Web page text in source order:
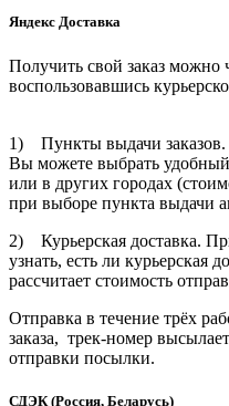
Яндекс Доставка
Получить свой заказ можно
воспользовавшись
1) Пункты выдачи заказов.
Вы можете выбрать
или в других городах
при выборе пункта выдачи
2) Курьерская доставка.
узнать, есть ли курьерская
рассчитает стоимость
Отправка в течение трёх
заказа, трек-номер
отправки посылки.
СДЭК (Россия, Беларусь)